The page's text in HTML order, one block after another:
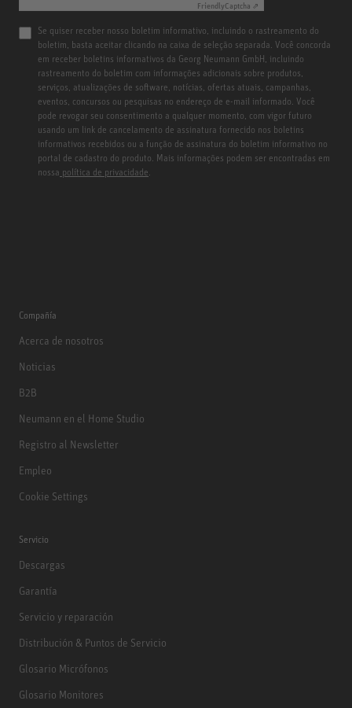
FriendlyCaptcha ⇗
Se quiser receber nosso boletim informativo, incluindo o rastreamento do
boletim, basta aceitar clicando na caixa de seleção separada. Você concorda
em receber boletins informativos da Georg Neumann GmbH, incluindo
rastreamento do boletim com informações adicionais sobre produtos,
serviços, atualizações de software, notícias, ofertas atuais, campanhas,
eventos, concursos ou pesquisas no endereço de e-mail informado. Você
pode revogar seu consentimento a qualquer momento, com vigor futuro
usando um link de cancelamento de assinatura fornecido nos boletins
informativos recebidos ou a função de assinatura do boletim informativo no
portal de cadastro do produto. Mais informações podem ser encontradas em
nossa política de privacidade.
Compañía
Acerca de nosotros
Noticias
B2B
Neumann en el Home Studio
Registro al Newsletter
Empleo
Cookie Settings
Servicio
Descargas
Garantía
Servicio y reparación
Distribución & Puntos de Servicio
Glosario Micrófonos
Glosario Monitores